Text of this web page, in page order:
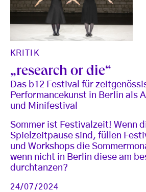
KRITIK
„research or die“
Das b12 Festival für
Performancekunst in Berlin als
und Minifestival
Sommer ist Festivalzeit! Wenn
Spielzeitpause sind, füllen
und Workshops die
wenn nicht in Berlin diese am
durchtanzen?
24/07/2024